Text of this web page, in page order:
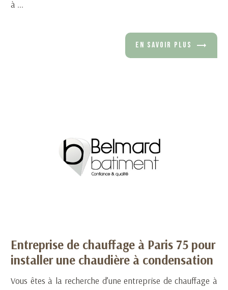
à ...
EN SAVOIR PLUS
Entreprise de chauffage à Paris 75 pour
installer une chaudière à condensation
Vous êtes à la recherche d’une entreprise de chauffage à